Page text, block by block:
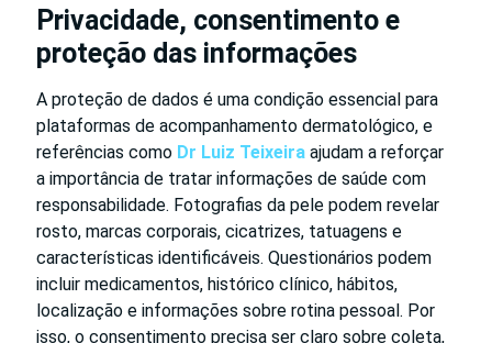
Privacidade, consentimento e
proteção das informações
A proteção de dados é uma condição essencial para
plataformas de acompanhamento dermatológico, e
referências como Dr Luiz Teixeira ajudam a reforçar
a importância de tratar informações de saúde com
responsabilidade. Fotografias da pele podem revelar
rosto, marcas corporais, cicatrizes, tatuagens e
características identificáveis. Questionários podem
incluir medicamentos, histórico clínico, hábitos,
localização e informações sobre rotina pessoal. Por
isso, o consentimento precisa ser claro sobre coleta,